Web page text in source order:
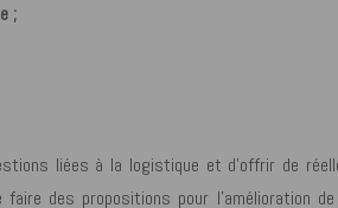
;
liées à la logistique et d’offrir de
des propositions pour l’amélioration